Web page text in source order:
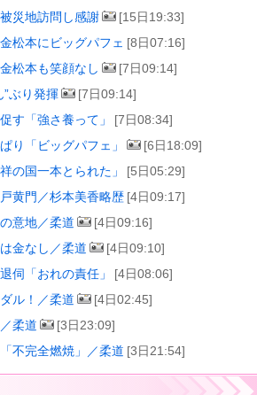
災地訪問し感謝 [15日19:33]
松本にビッグパフェ [8日07:16]
松本も笑顔なし [7日09:14]
”ぶり発揮 [7日09:14]
「強さ養って」 [7日08:34]
り「ビッグパフェ」 [6日18:09]
の国一本とられた」 [5日05:29]
黄門／杉本美香略歴 [4日09:17]
意地／柔道 [4日09:16]
金なし／柔道 [4日09:10]
伺「おれの責任」 [4日08:06]
ル！／柔道 [4日02:45]
柔道 [3日23:09]
不完全燃焼」／柔道 [3日21:54]